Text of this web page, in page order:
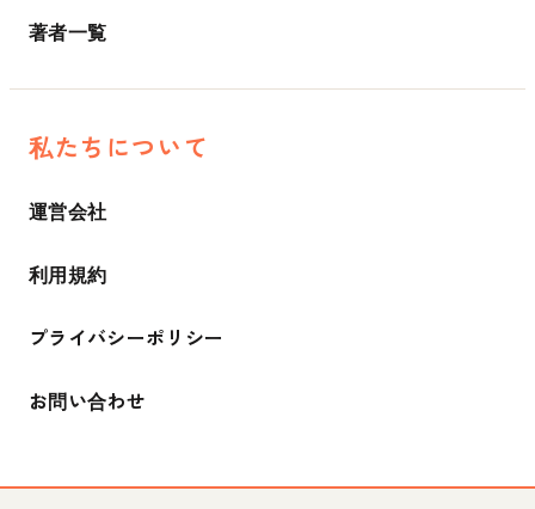
著者一覧
私たちについて
運営会社
利用規約
プライバシーポリシー
お問い合わせ